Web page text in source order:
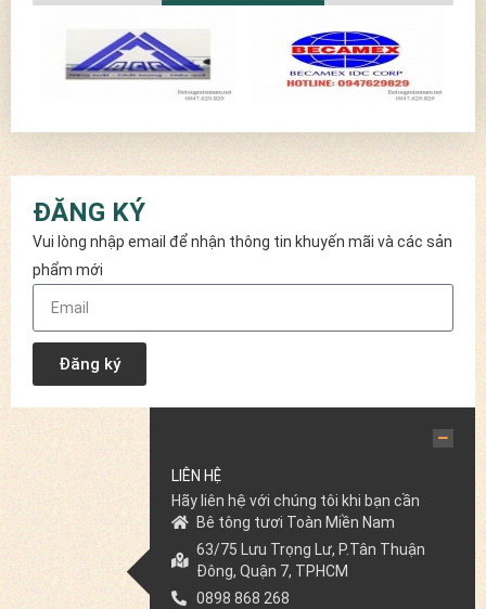
ĐĂNG KÝ
Vui lòng nhập email để nhận thông tin khuyến mãi và các sản
phẩm mới
Đăng ký
LIÊN HỆ
Hãy liên hệ với chúng tôi khi bạn cần
Bê tông tươi Toàn Miền Nam
63/75 Lưu Trọng Lư, P.Tân Thuận
Đông, Quận 7, TPHCM
0898 868 268